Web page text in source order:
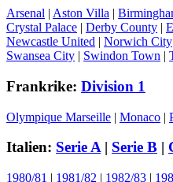
Arsenal | Aston Villa |
Crystal Palace | Derby County |
Newcastle United | Norwich City
Swansea City | Swindon Town |
Frankrike: Division 1
Olympique Marseille | Monaco |
Italien: Serie A| Serie B |
1980/81 | 1981/82 | 1982/83 |